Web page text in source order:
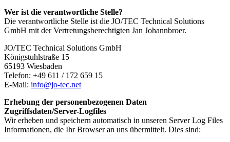
Wer ist die verantwortliche Stelle?
Die verantwortliche Stelle ist die JO/TEC Technical Solutions
GmbH mit der Vertretungsberechtigten Jan Johannbroer.
JO/TEC Technical Solutions GmbH
Königstuhlstraße 15
65193 Wiesbaden
Telefon: +49 611 / 172 659 15
E-Mail: info@jo-tec.net
Erhebung der personenbezogenen Daten
Zugriffsdaten/Server-Logfiles
Wir erheben und speichern automatisch in unseren Server Log Files
Informationen, die Ihr Browser an uns übermittelt. Dies sind: